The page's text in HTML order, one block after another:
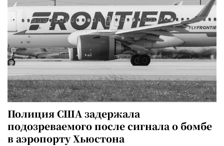
Полиция США задержала
подозреваемого после сигнала о бомбе
в аэропорту Хьюстона